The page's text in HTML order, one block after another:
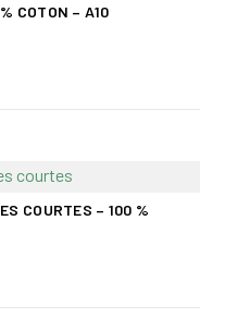
COTON – A10
COURTES – 100 %